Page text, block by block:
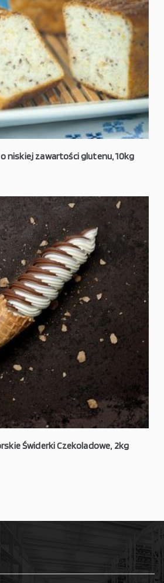
o niskiej zawartości glutenu, 10kg
Świderki Czekoladowe, 2kg